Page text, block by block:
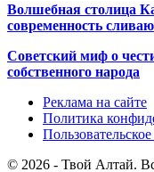
Волшебная столица
современность
Советский миф о
собственного народа
Реклама на сайте
Политика
© 2026 - Твой Алтай.